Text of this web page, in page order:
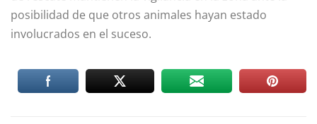
posibilidad de que otros animales hayan estado
involucrados en el suceso.